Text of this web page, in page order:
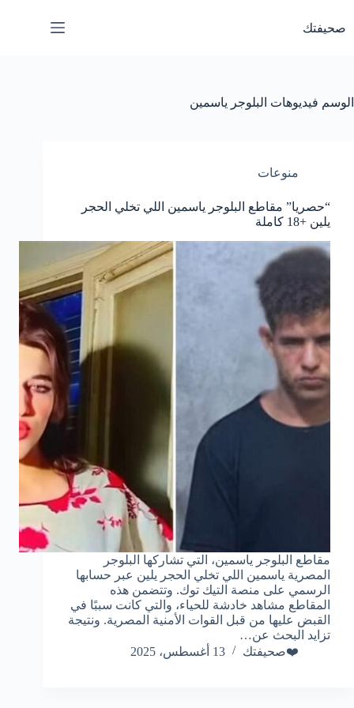
المحتوى
صحيفتك
الوسم فيديوهات البلوجر ياسمين
منوعات
“حصريا” مقاطع البلوجر ياسمين اللي تخلي الحجر
يلين +18 كاملة
مقاطع البلوجر ياسمين، التي تشاركها البلوجر
المصرية ياسمين اللي تخلي الحجر يلين عبر حسابها
الرسمي على منصة التيك توك. وتتضمن هذه
المقاطع مشاهد خادشة للحياء، والتي كانت سببًا في
القبض عليها من قبل القوات الأمنية المصرية. ونتيجة
تزايد البحث عن…
❤️صحيفتك
13 أغسطس، 2025